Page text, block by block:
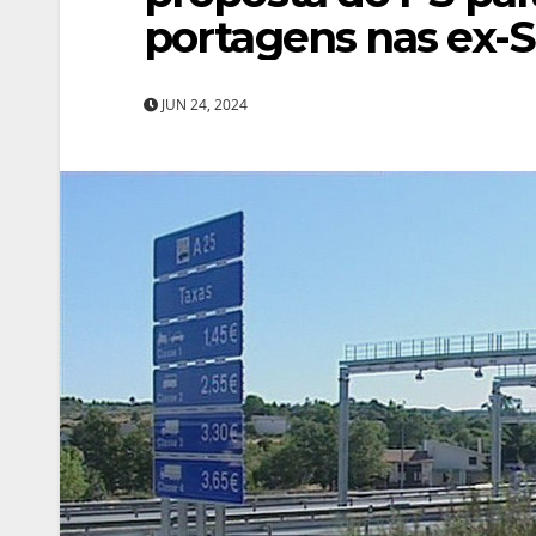
portagens nas ex-
JUN 24, 2024